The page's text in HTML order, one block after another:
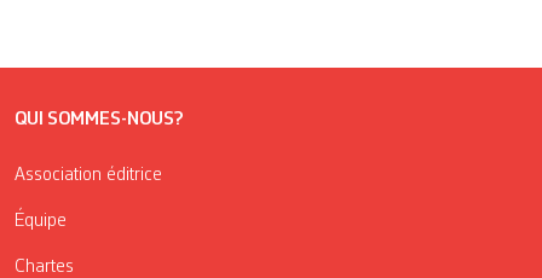
QUI SOMMES-NOUS?
Association éditrice
Équipe
Chartes